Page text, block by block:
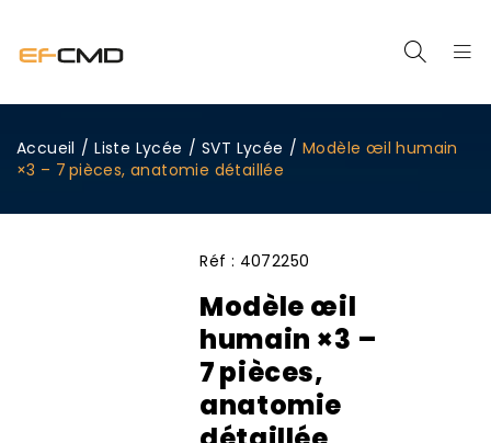
Accueil / Liste Lycée / SVT Lycée / Modèle œil humain
×3 – 7 pièces, anatomie détaillée
Réf : 4072250
Modèle œil
humain ×3 –
7 pièces,
anatomie